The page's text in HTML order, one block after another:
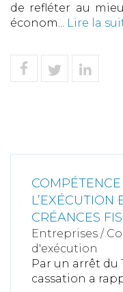
de refléter au
économ... Lire la
L’EXÉCUTION
CRÉANCES
Entreprises /
d'exécution
Par un arrêt du
cassation a